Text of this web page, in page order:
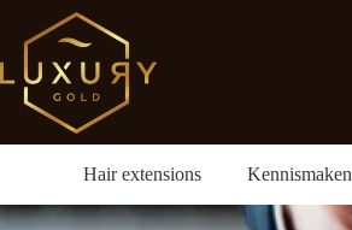
inhoud
Hair extensions Kennismaken